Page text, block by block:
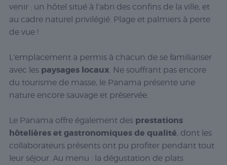
venir : un hôtel situé à l’abri des confins de la ville, et
au cadre naturel privilégié. Plage et palmiers à perte
de vue !
L’emplacement a permis à chacun de se familiariser
avec les paysages locaux . Ne souffrant pas encore
du tourisme de masse, le Panama présente une
nature encore sauvage et préservée.
Le Panama offre également des prestations
hôtelières et gastronomiques de qualité, dont les
collaborateurs présents ont pu profiter pendant tout
leur séjour. Au menu : la dégustation de plats